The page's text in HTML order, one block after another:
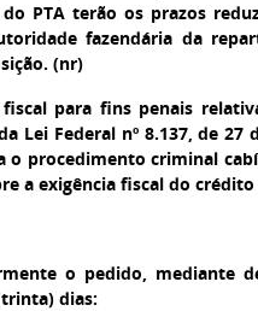
PTA terão os prazos
fazendária da
(nr)
para fins penais
Lei Federal nº 8.137, de
o procedimento criminal
a exigência fiscal do
o pedido, mediante
dias: